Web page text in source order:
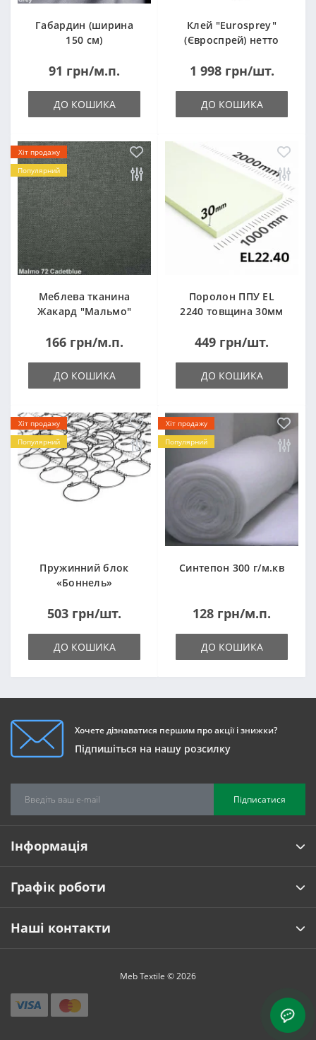
Габардин (ширина
150 см)
91 грн/м.п.
ДО КОШИКА
Клей "Eurosprey"
(Євроспрей) нетто
1 998 грн/шт.
ДО КОШИКА
Хіт продажу
Популярний
Меблева тканина
Жакард "Мальмо"
166 грн/м.п.
ДО КОШИКА
Поролон ППУ EL
2240 товщина 30мм
(1000x2000мм)
449 грн/шт.
ДО КОШИКА
Хіт продажу
Популярний
Пружинний блок
«Боннель»
503 грн/шт.
ДО КОШИКА
Хіт продажу
Популярний
Синтепон 300 г/м.кв
128 грн/м.п.
ДО КОШИКА
Хочете дізнаватися першим про акції і знижки?
Підпишіться на нашу розсилку
Підписатися
Інформація
Графік роботи
Наші контакти
Meb Textile © 2026